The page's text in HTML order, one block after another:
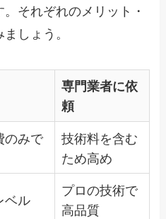
それぞれのメリット・
しょう。
専門業者に依
頼
のみで
技術料を含む
ため高め
ベル
プロの技術で
高品質